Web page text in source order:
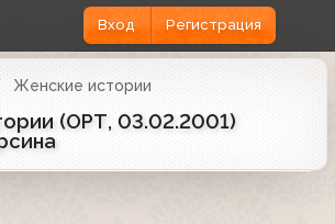
Вход Регистрация
Женские истории
(ОРТ, 03.02.2001)